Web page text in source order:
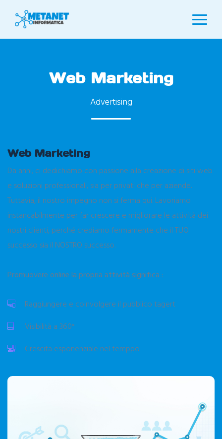
Web Marketing
Advertising
Web Marketing
Da anni, ci dedichiamo con passione alla creazione di siti web
e soluzioni professionali, sia per privati che per aziende.
Tuttavia, il nostro impegno non si ferma qui. Lavoriamo
instancabilmente per far crescere e migliorare le attività dei
nostri clienti, perché crediamo fermamente che il TUO
successo sia il NOSTRO successo.
Promuovere online la propria attività significa :
Raggiungere e coinvolgere il pubblico tagert
Visibilità a 360°
Crescita esponenziale nel temppo